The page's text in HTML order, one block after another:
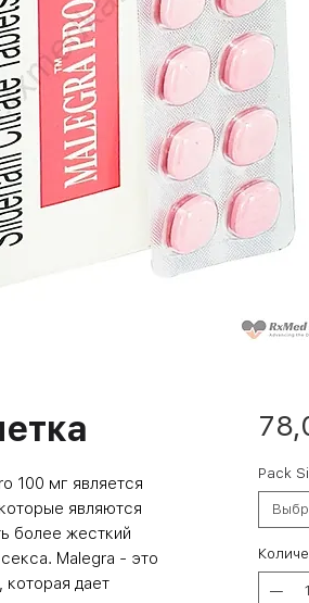
100 мг является
являются
более жесткий
Malegra - это
которая дает
Pack